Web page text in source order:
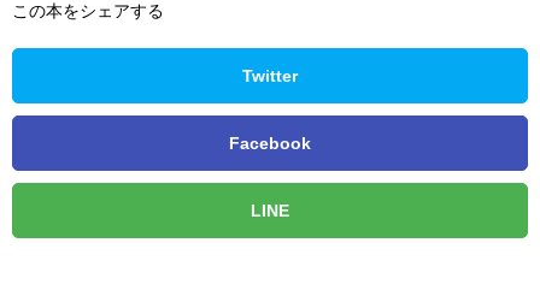
この本をシェアする
Twitter
Facebook
LINE